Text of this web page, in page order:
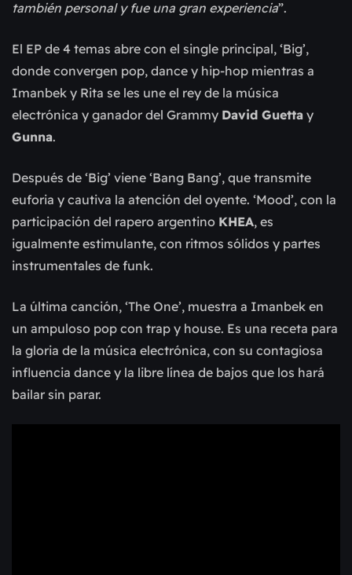
también personal y fue una gran experiencia”.
El EP de 4 temas abre con el single principal, ‘Big’,
donde convergen pop, dance y hip-hop mientras a
Imanbek y Rita se les une el rey de la música
electrónica y ganador del Grammy David Guetta y
Gunna.
Después de ‘Big’ viene ‘Bang Bang’, que transmite
euforia y cautiva la atención del oyente. ‘Mood’, con la
participación del rapero argentino KHEA, es
igualmente estimulante, con ritmos sólidos y partes
instrumentales de funk.
La última canción, ‘The One’, muestra a Imanbek en
un ampuloso pop con trap y house. Es una receta para
la gloria de la música electrónica, con su contagiosa
influencia dance y la libre línea de bajos que los hará
bailar sin parar.